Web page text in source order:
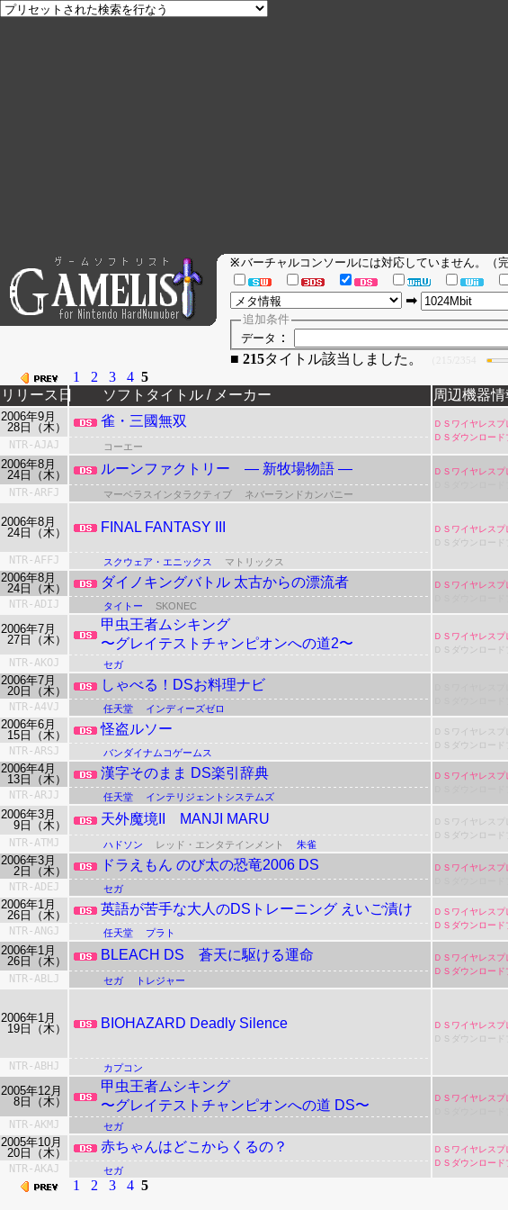
※バーチャルコンソールには対応していません
➡
追加条件
データ ：
■ 215タイトル該当しました。
1 2 3 4 5
リリース日
ソフトタイトル / メーカー 周辺機器情
2006年9月
28日（木）
雀・三國無双
ＤＳワイヤレス
ＤＳダウンロー
NTR-AJAJ コーエー
2006年8月
24日（木）
ルーンファクトリー ― 新牧場物語 ―
ＤＳワイヤレス
NTR-ARFJ
マーベラスインタラクティブ ネバーランドカンパニー
2006年8月
24日（木）
FINAL FANTASY III
ＤＳワイヤレス
ＤＳダウンロー
NTR-AFFJ スクウェア・エニックス マトリックス
2006年8月
24日（木）
ダイノキングバトル 太古からの漂流者
ＤＳワイヤレス
NTR-ADIJ タイトー SKONEC
2006年7月
27日（木）
甲虫王者ムシキング
〜グレイテストチャンピオンへの道2〜
ＤＳワイヤレス
ＤＳダウンロー
NTR-AKOJ
セガ
2006年7月
20日（木）
しゃべる！DSお料理ナビ
NTR-A4VJ 任天堂 インディーズゼロ
2006年6月
15日（木）
怪盗ルソー
ＤＳワイヤレス
ＤＳダウンロー
NTR-ARSJ バンダイナムコゲームス
2006年4月
13日（木）
漢字そのまま DS楽引辞典
ＤＳワイヤレス
NTR-ARJJ 任天堂 インテリジェントシステムズ
2006年3月
9日（木）
天外魔境II MANJI MARU
ＤＳワイヤレス
ＤＳダウンロー
NTR-ATMJ ハドソン レッド・エンタテインメント 朱雀
2006年3月
2日（木）
ドラえもん のび太の恐竜2006 DS
ＤＳワイヤレス
NTR-ADEJ セガ
2006年1月
26日（木）
英語が苦手な大人のDSトレーニング えいご漬け
ＤＳワイヤレス
ＤＳダウンロー
NTR-ANGJ 任天堂 プラト
2006年1月
26日（木）
BLEACH DS 蒼天に駆ける運命
ＤＳワイヤレス
ＤＳダウンロー
NTR-ABLJ セガ トレジャー
2006年1月
19日（木）
BIOHAZARD Deadly Silence
ＤＳワイヤレス
ＤＳダウンロー
NTR-ABHJ カプコン
2005年12月
8日（木）
甲虫王者ムシキング
〜グレイテストチャンピオンへの道 DS〜
ＤＳワイヤレス
NTR-AKMJ
セガ
2005年10月
20日（木）
赤ちゃんはどこからくるの？
ＤＳワイヤレス
ＤＳダウンロー
NTR-AKAJ セガ
1 2 3 4 5